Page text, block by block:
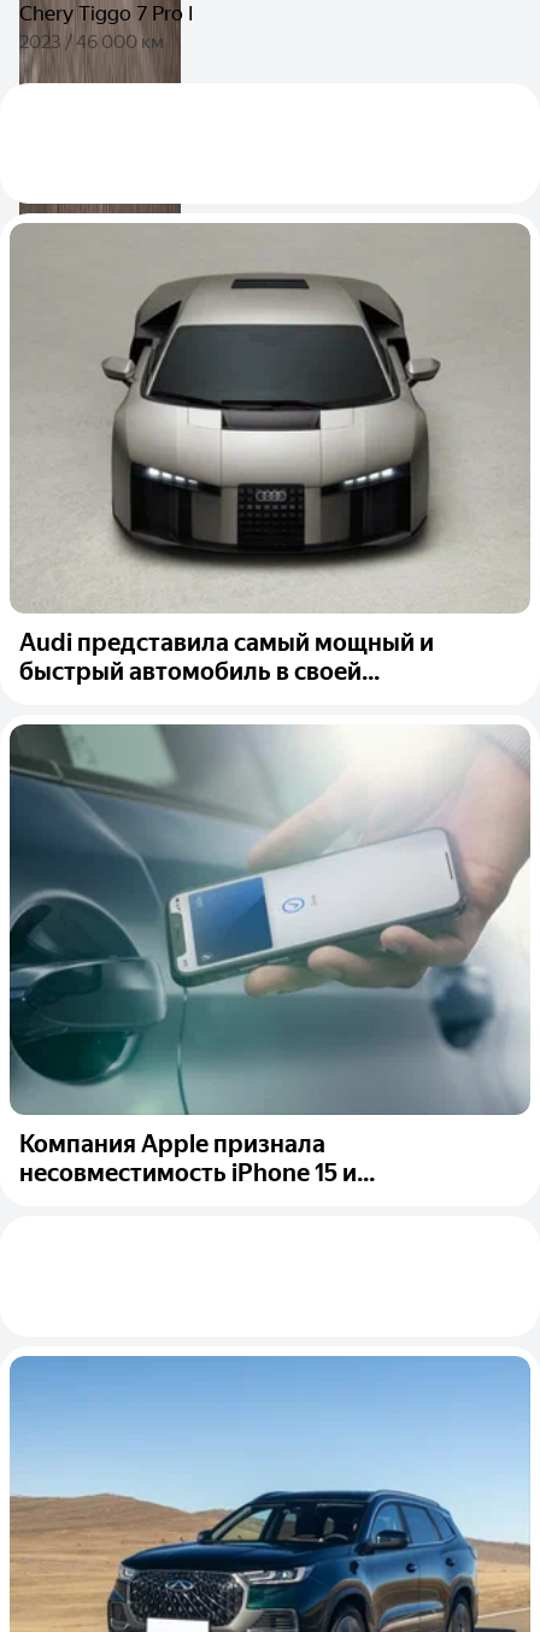
Chery Tiggo 7 Pro I
2023 / 46 000 км
Audi представила самый мощный и
быстрый автомобиль в своей...
Компания Apple признала
несовместимость iPhone 15 и...